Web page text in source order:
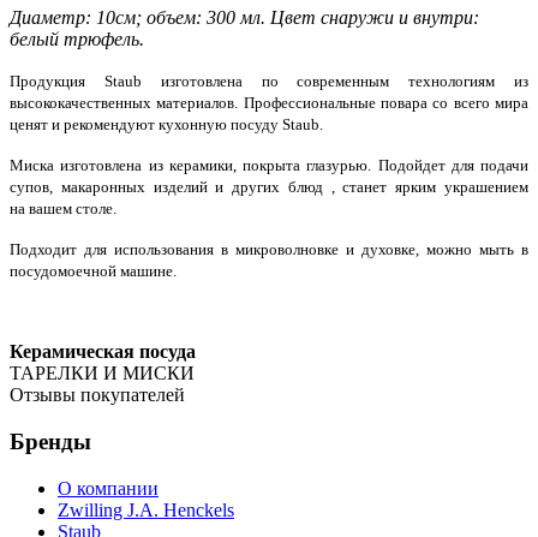
Диаметр: 10см; объем: 300 мл. Цвет снаружи и внутри:
белый трюфель.
Продукция Staub изготовлена по современным технологиям из
высококачественных материалов. Профессиональные повара со всего мира
ценят и рекомендуют кухонную посуду Staub.
Миска изготовлена из керамики, покрыта глазурью. Подойдет для подачи
супов, макаронных изделий и других блюд , станет ярким украшением
на вашем столе.
Подходит для использования в микроволновке и духовке, можно мыть в
посудомоечной машине.
Керамическая посуда
ТАРЕЛКИ И МИСКИ
Отзывы покупателей
Бренды
О компании
Zwilling J.A. Henckels
Staub